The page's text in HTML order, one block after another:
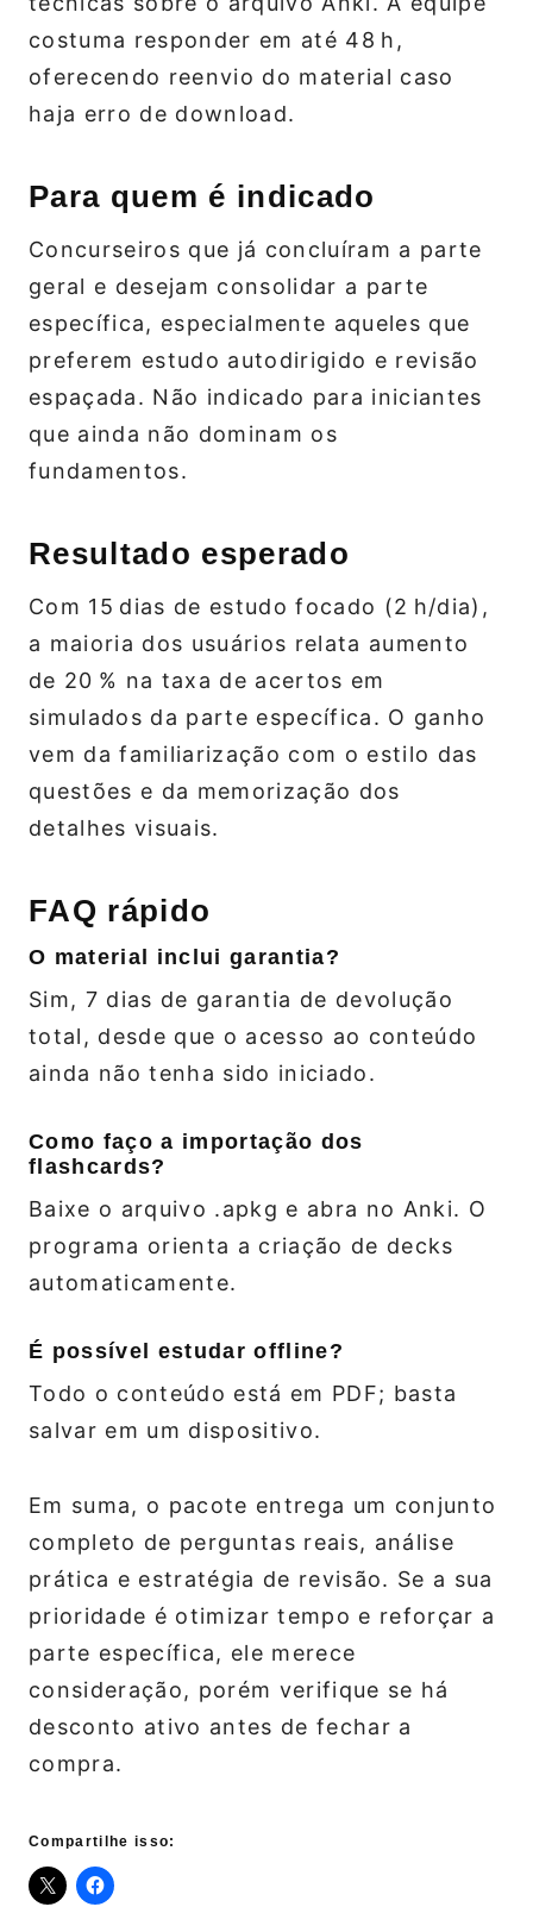
costuma responder em até 48 h,
oferecendo reenvio do material caso
haja erro de download.
Para quem é indicado
Concurseiros que já concluíram a parte
geral e desejam consolidar a parte
específica, especialmente aqueles que
preferem estudo autodirigido e revisão
espaçada. Não indicado para iniciantes
que ainda não dominam os
fundamentos.
Resultado esperado
Com 15 dias de estudo focado (2 h/dia),
a maioria dos usuários relata aumento
de 20 % na taxa de acertos em
simulados da parte específica. O ganho
vem da familiarização com o estilo das
questões e da memorização dos
detalhes visuais.
FAQ rápido
O material inclui garantia?
Sim, 7 dias de garantia de devolução
total, desde que o acesso ao conteúdo
ainda não tenha sido iniciado.
Como faço a importação dos
flashcards?
Baixe o arquivo .apkg e abra no Anki. O
programa orienta a criação de decks
automaticamente.
É possível estudar offline?
Todo o conteúdo está em PDF; basta
salvar em um dispositivo.
Em suma, o pacote entrega um conjunto
completo de perguntas reais, análise
prática e estratégia de revisão. Se a sua
prioridade é otimizar tempo e reforçar a
parte específica, ele merece
consideração, porém verifique se há
desconto ativo antes de fechar a
compra.
Compartilhe isso: